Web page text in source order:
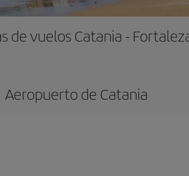
de vuelos Catania -
Aeropuerto de Catania